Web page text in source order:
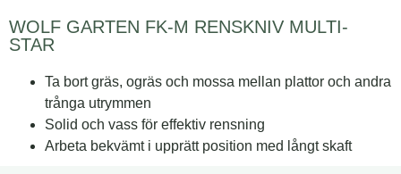
WOLF GARTEN FK-M RENSKNIV MULTI-
STAR
Ta bort gräs, ogräs och mossa mellan plattor och andra
trånga utrymmen
Solid och vass för effektiv rensning
Arbeta bekvämt i upprätt position med långt skaft